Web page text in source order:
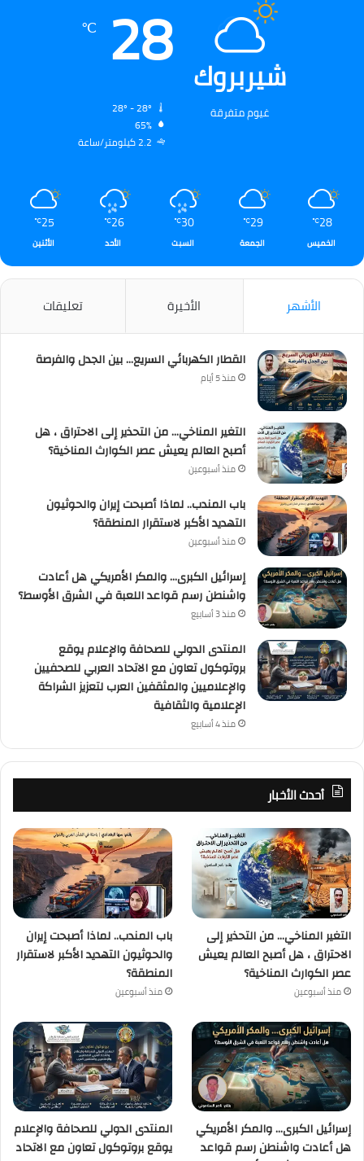
شيربروك
غيوم متفرقة
28
℃
65%
2.2 كيلومتر/ساعة
28
℃
الخميس
29
℃
الجمعة
30
℃
السبت
26
℃
الأحد
25
℃
الأثنين
الأشهر الأخيرة تعليقات
القطار الكهربائي السريع… بين الجدل والفرصة
منذ 5 أيام
التغير المناخي… من التحذير إلى الاحتراق ، هل
أصبح العالم يعيش عصر الكوارث المناخية؟
منذ أسبوعين
باب المندب.. لماذا أصبحت إيران والحوثيون
التهديد الأكبر لاستقرار المنطقة؟
منذ أسبوعين
إسرائيل الكبرى… والمكر الأمريكي هل أعادت
واشنطن رسم قواعد اللعبة في الشرق الأوسط؟
منذ 3 أسابيع
المنتدى الدولي للصحافة والإعلام يوقع
بروتوكول تعاون مع الاتحاد العربي للصحفيين
والإعلاميين والمثقفين العرب لتعزيز الشراكة
الإعلامية والثقافية
منذ 4 أسابيع
أحدث الأخبار
التغير المناخي… من التحذير إلى
الاحتراق ، هل أصبح العالم يعيش
عصر الكوارث المناخية؟
منذ أسبوعين
باب المندب.. لماذا أصبحت إيران
والحوثيون التهديد الأكبر لاستقرار
المنطقة؟
منذ أسبوعين
إسرائيل الكبرى… والمكر الأمريكي
هل أعادت واشنطن رسم قواعد
المنتدى الدولي للصحافة والإعلام
يوقع بروتوكول تعاون مع الاتحاد